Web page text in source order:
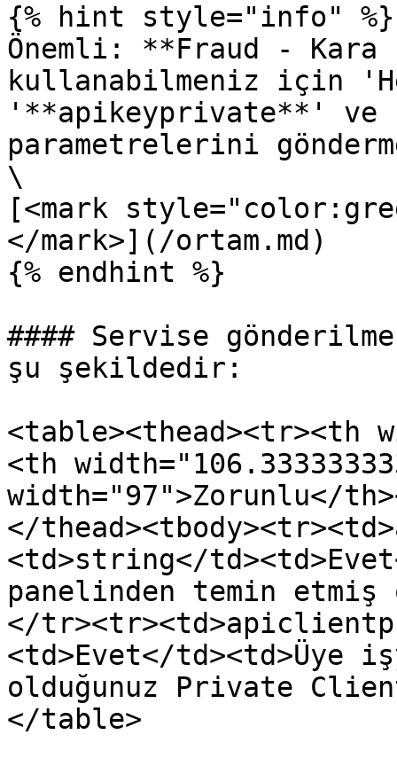
{% hint style="info" %}
Önemli: **Fraud -
kullanabilmeniz için
'**apikeyprivate**'
parametrelerini
\
[<mark
</mark>](/ortam.md)
{% endhint %}
#### Servise
şu şekildedir:
<table><thead><tr><th
<th
width="97">Zorunlu</
</
<td>string</
panelinden temin
</
<td>Evet</td><td>Üye
olduğunuz Private
</table>